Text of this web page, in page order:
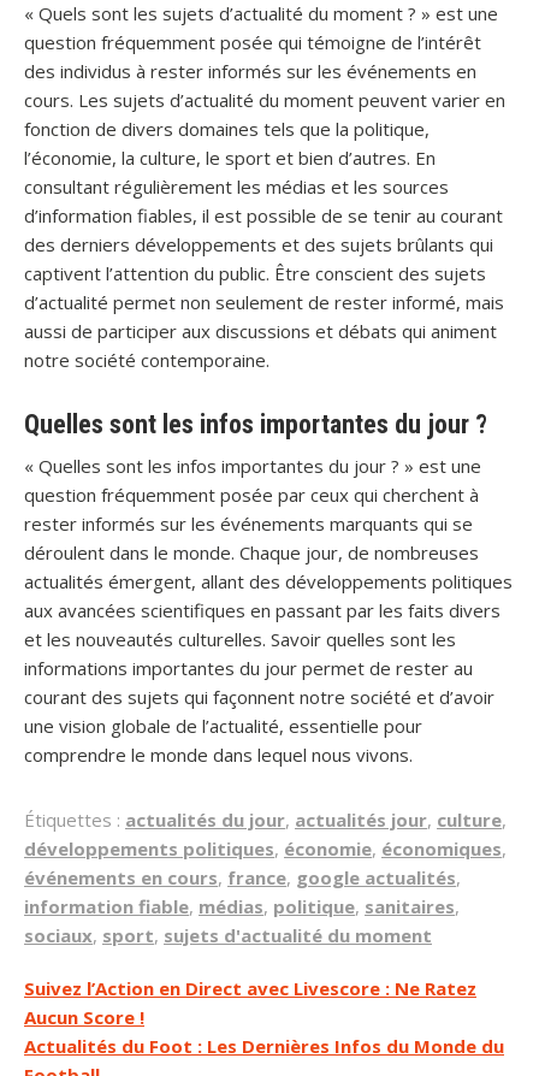
« Quels sont les sujets d’actualité du moment ? » est une
question fréquemment posée qui témoigne de l’intérêt
des individus à rester informés sur les événements en
cours. Les sujets d’actualité du moment peuvent varier en
fonction de divers domaines tels que la politique,
l’économie, la culture, le sport et bien d’autres. En
consultant régulièrement les médias et les sources
d’information fiables, il est possible de se tenir au courant
des derniers développements et des sujets brûlants qui
captivent l’attention du public. Être conscient des sujets
d’actualité permet non seulement de rester informé, mais
aussi de participer aux discussions et débats qui animent
notre société contemporaine.
Quelles sont les infos importantes du jour ?
« Quelles sont les infos importantes du jour ? » est une
question fréquemment posée par ceux qui cherchent à
rester informés sur les événements marquants qui se
déroulent dans le monde. Chaque jour, de nombreuses
actualités émergent, allant des développements politiques
aux avancées scientifiques en passant par les faits divers
et les nouveautés culturelles. Savoir quelles sont les
informations importantes du jour permet de rester au
courant des sujets qui façonnent notre société et d’avoir
une vision globale de l’actualité, essentielle pour
comprendre le monde dans lequel nous vivons.
Étiquettes : actualités du jour, actualités jour, culture,
développements politiques, économie, économiques,
événements en cours, france, google actualités,
information fiable, médias, politique, sanitaires,
sociaux, sport, sujets d'actualité du moment
Navigation
de
l’article
Suivez l’Action en Direct avec Livescore : Ne Ratez
Aucun Score !
Actualités du Foot : Les Dernières Infos du Monde du